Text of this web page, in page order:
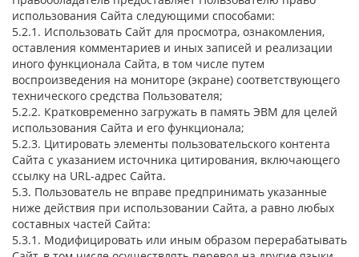
использования Сайта следующими способами:
5.2.1. Использовать Сайт для просмотра, ознакомления,
оставления комментариев и иных записей и реализации
иного функционала Сайта, в том числе путем
воспроизведения на мониторе (экране) соответствующего
технического средства Пользователя;
5.2.2. Кратковременно загружать в память ЭВМ для целей
использования Сайта и его функционала;
5.2.3. Цитировать элементы пользовательского контента
Сайта с указанием источника цитирования, включающего
ссылку на URL-адрес Сайта.
5.3. Пользователь не вправе предпринимать указанные
ниже действия при использовании Сайта, а равно любых
составных частей Сайта:
5.3.1. Модифицировать или иным образом перерабатывать